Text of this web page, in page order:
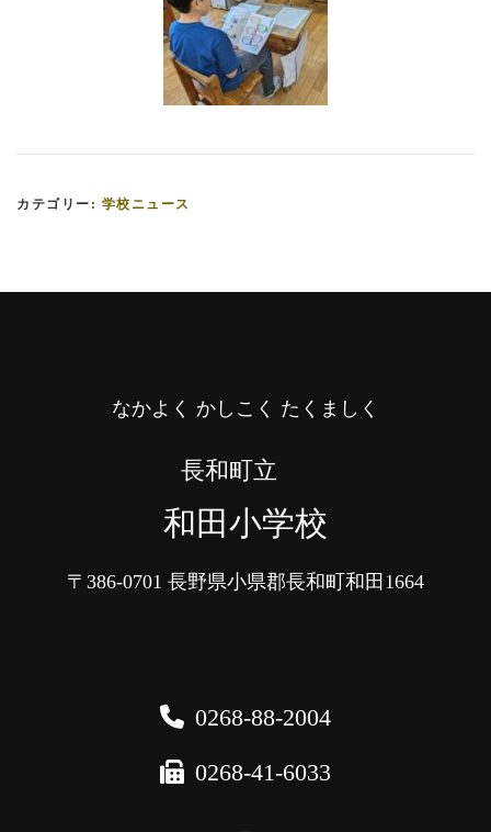
カテゴリー: 学校ニュース
なかよく かしこく たくましく
長和町立
和田小学校
〒386-0701 長野県小県郡長和町和田1664
0268-88-2004
0268-41-6033